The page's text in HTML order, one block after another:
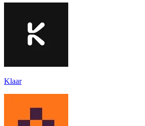
Klaar